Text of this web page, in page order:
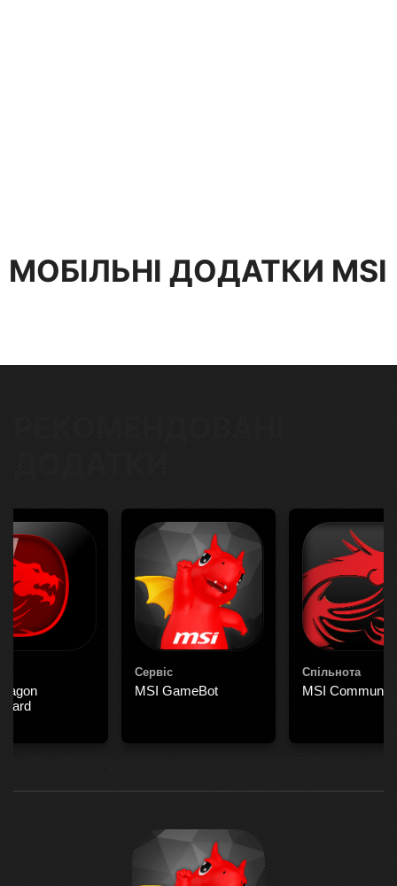
МОБІЛЬНІ ДОДАТКИ MSI
Сервіс
MSI GameBot
Спільнота
MSI Community